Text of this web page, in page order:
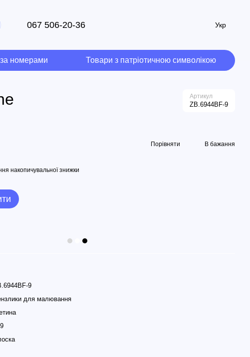
067 506-20-36 Укр
номерами Товари з патріотичною символікою
Артикул
ZB.6944BF-9
Порівняти В бажання
накопичувальної знижки
9
для малювання